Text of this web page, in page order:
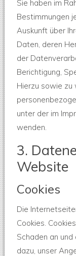
Sie haben im
Bestimmungen
Auskunft über
Daten, deren
der
Berichtigung,
Hierzu sowie zu
unter der im
wenden.
3.
Website
Cookies
Die
Cookies.
Schaden an und
dazu, unser